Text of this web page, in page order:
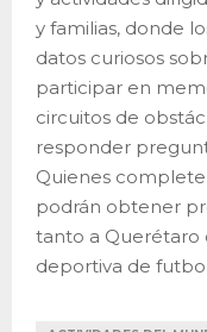
y familias, donde
datos curiosos
participar en
circuitos de
responder
Quienes
podrán obtener
tanto a Querétaro
deportiva de